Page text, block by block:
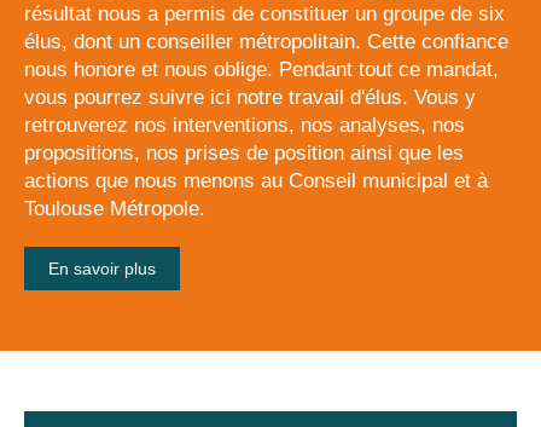
résultat nous a permis de constituer un groupe de six
élus, dont un conseiller métropolitain. Cette confiance
nous honore et nous oblige. Pendant tout ce mandat,
vous pourrez suivre ici notre travail d'élus. Vous y
retrouverez nos interventions, nos analyses, nos
propositions, nos prises de position ainsi que les
actions que nous menons au Conseil municipal et à
Toulouse Métropole.
En savoir plus